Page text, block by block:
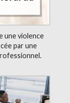
une violence
par une